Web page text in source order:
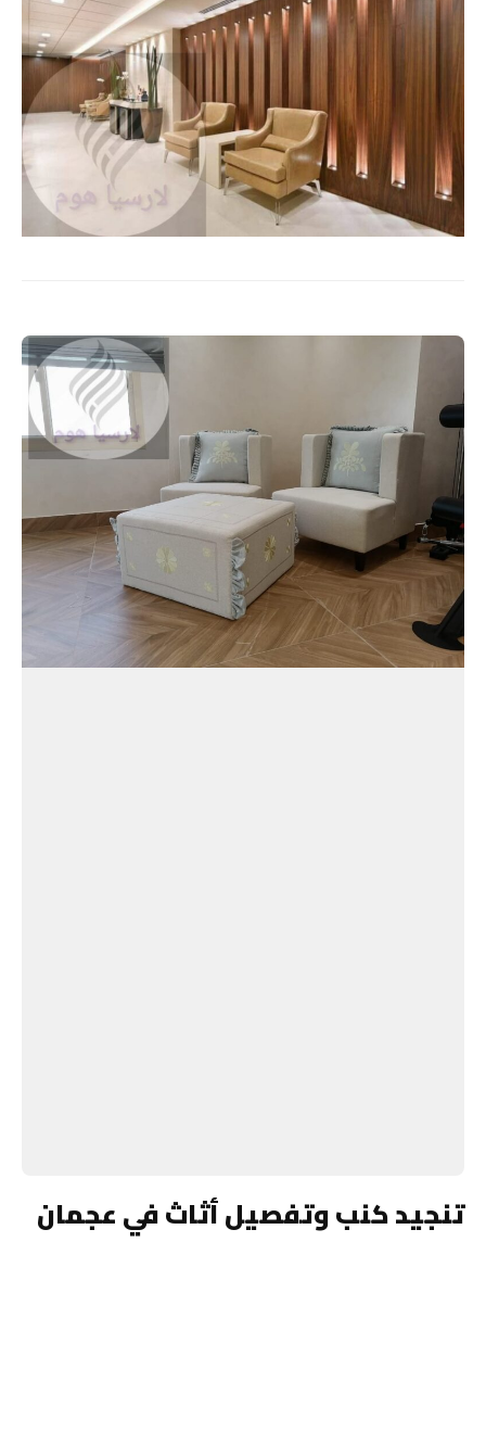
تنجيد كنب وتفصيل أثاث في عجمان